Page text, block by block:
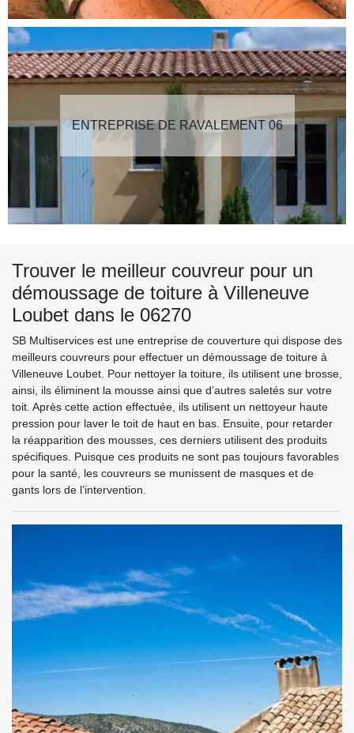
ENTREPRISE DE RAVALEMENT 06
Trouver le meilleur couvreur pour un
démoussage de toiture à Villeneuve
Loubet dans le 06270
SB Multiservices est une entreprise de couverture qui dispose des
meilleurs couvreurs pour effectuer un démoussage de toiture à
Villeneuve Loubet. Pour nettoyer la toiture, ils utilisent une brosse,
ainsi, ils éliminent la mousse ainsi que d’autres saletés sur votre
toit. Après cette action effectuée, ils utilisent un nettoyeur haute
pression pour laver le toit de haut en bas. Ensuite, pour retarder
la réapparition des mousses, ces derniers utilisent des produits
spécifiques. Puisque ces produits ne sont pas toujours favorables
pour la santé, les couvreurs se munissent de masques et de
gants lors de l’intervention.